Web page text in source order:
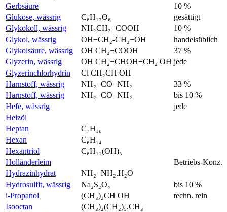
Gerbsäure
10 %
Glukose, wässrig
C₆H₁₂O₆
gesättigt
Glykokoll, wässrig
NH₂CH₂−COOH
10 %
Glykol, wässrig
OH−CH₂-CH₂−OH
handelsüblich
Glykolsäure, wässrig
OH CH₂−COOH
37 %
Glyzerin, wässrig
OH CH₂−CHOH−CH₂ OH jede
Glyzerinchlorhydrin
Cl CH₂CH OH
Harnstoff, wässrig
NH₂−CO−NH₂
33 %
Harnstoff, wässrig
NH₂−CO−NH₂
bis 10 %
Hefe, wässrig
jede
Heizöl
Heptan
C₇H₁₆
Hexan
C₆H₁₄
Hexantriol
C₆H₁₁(OH)₃
Holländerleim
Betriebs-Konz.
Hydrazinhydrat
NH₂−NH₂.H₂O
Hydrosulfit, wässrig
Na₂S₂O₄
bis 10 %
i-Propanol
(CH₃)₂CH OH
techn. rein
Isooctan
(CH₃)₂(CH₂)₅.CH₃